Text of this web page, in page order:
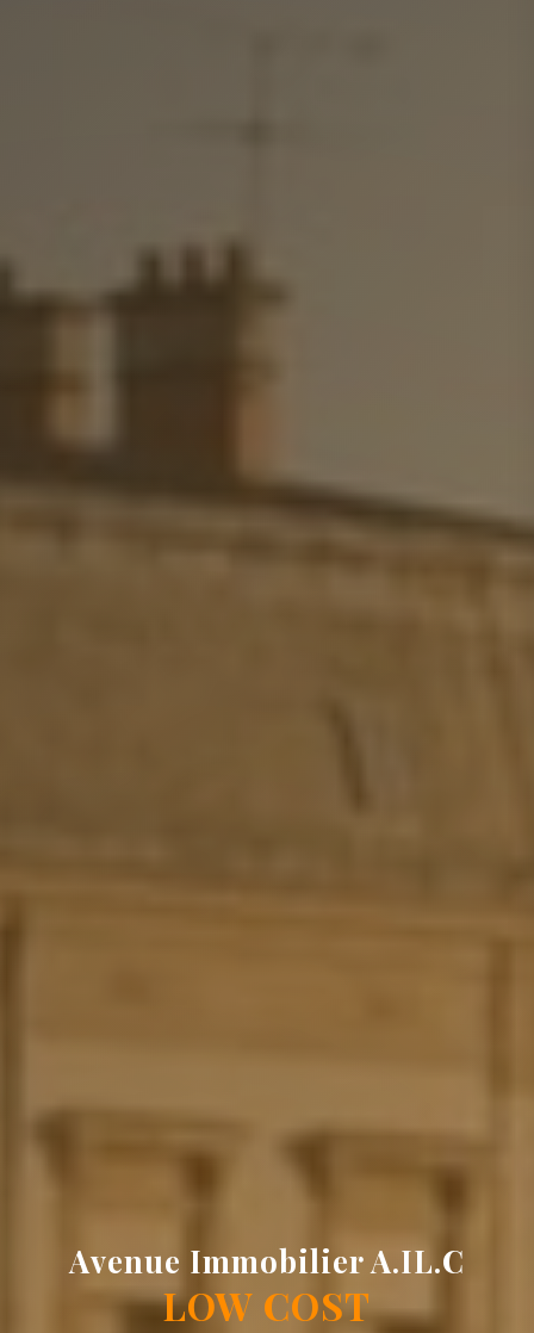
Avenue Immobilier A.IL.C
LOW COST